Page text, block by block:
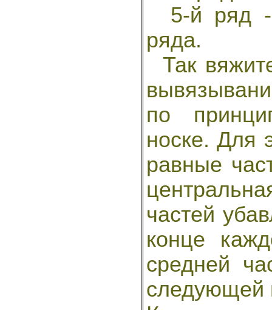
5-й ряд -
ряда.
Так
по
носке. Для
равные
частей
конце
средней
следующей